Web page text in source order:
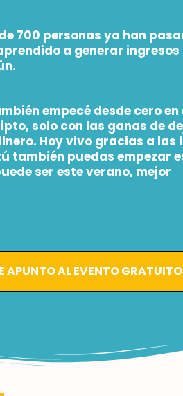
700 personas ya han
a generar
empecé desde cero
solo con las ganas de
Hoy vivo gracias a las
también puedas empezar
ser este verano, mejor
APUNTO AL EVENTO GRATUITO